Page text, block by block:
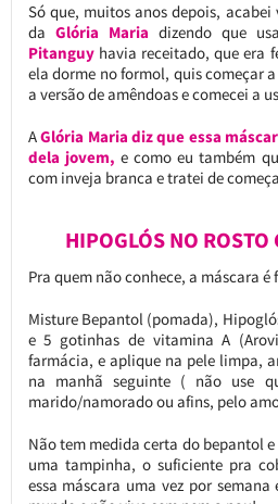
Só que, muitos anos depois,
da Glória Maria dizendo que
Pitanguyhavia receitado, que era
ela dorme no formol, quis começar
a versão de amêndoas e comecei a
AGlória Maria diz que essa
dela jovem, e como eu também
com inveja branca e tratei de
HIPOGLÓS NO ROSTO
Pra quem não conhece, a máscara
Misture Bepantol (pomada),
e 5 gotinhas de vitamina A
farmácia, e aplique na pele limpa,
na manhã seguinte ( não use
marido/namorado ou afins, pelo
Não tem medida certa do bepantol
uma tampinha, o suficiente pra
essa máscara uma vez por